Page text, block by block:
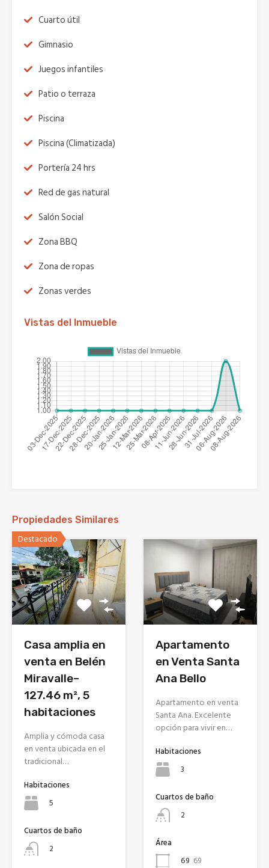
Cuarto útil
Gimnasio
Juegos infantiles
Patio o terraza
Piscina
Piscina (Climatizada)
Portería 24 hrs
Red de gas natural
Salón Social
Zona BBQ
Zona de ropas
Zonas verdes
Vistas del Inmueble
Propiedades Similares
Destacado
Casa amplia en
venta en Belén
Miravalle–
127.46 m², 5
habitaciones
Amplia y cómoda casa
en venta ubicada en el
tradicional…
Habitaciones
5
Cuartos de baño
2
Apartamento
en Venta Santa
Ana Bello
Apartamento en venta
Santa Ana. Excelente
opción para vivir en…
Habitaciones
3
Cuartos de baño
2
Área
69 69